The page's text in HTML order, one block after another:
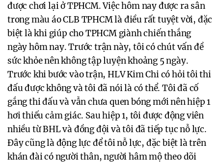
được chơi lại ở TPHCM. Việc hôm nay được ra sân
trong màu áo CLB TPHCM là điều rất tuyệt vời, đặc
biệt là khi giúp cho TPHCM giành chiến thắng
ngày hôm nay. Trước trận này, tôi có chút vấn đề
sức khỏe nên không tập luyện khoảng 5 ngày.
Trước khi bước vào trận, HLV Kim Chi có hỏi tôi thi
đấu được không và tôi đã nói là có thể. Tôi đã cố
gắng thi đấu và vẫn chưa quen bóng mới nên hiệp 1
hơi thiếu cảm giác. Sau hiệp 1, tôi được động viên
nhiều từ BHL và đồng đội và tôi đã tiếp tục nỗ lực.
Đây cũng là động lực để tôi nỗ lực, đặc biệt là trên
khán đài có người thân, người hâm mộ theo dõi